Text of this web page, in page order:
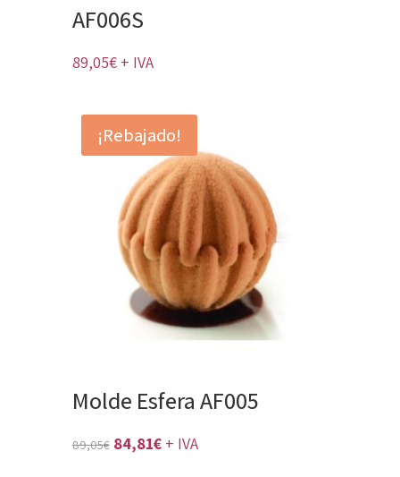
AF006S
89,05€ + IVA
¡Rebajado!
Molde Esfera AF005
89,05€ El
84,81€El+ IVA